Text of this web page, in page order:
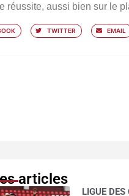
réussite, aussi bien sur le
TWITTER EMAIL
articles
LIGUE